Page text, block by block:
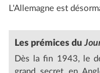
L'Allemagne est
Les prémices du
Dès la fin 1943, le